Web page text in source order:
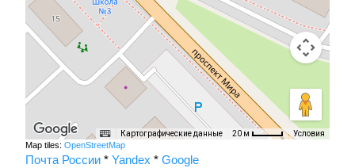
Картографические данные 20 м Условия
Map tiles: OpenStreetMap
Почта России * Yandex * Google